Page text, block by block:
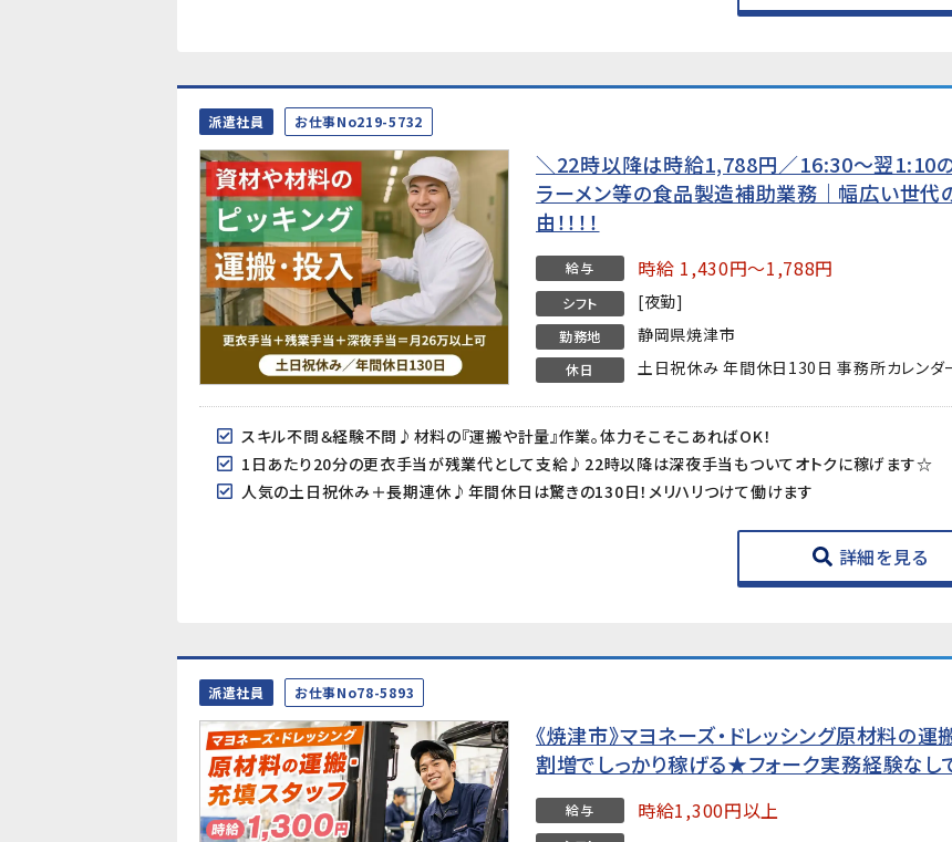
派遣社員 お仕事No219-5732
＼22時以降は時給1,788円／16:30～翌1:10
ラーメン等の食品製造補助業務｜幅広い世代
由！！！！
給与 時給 1,430円～1,788円
シフト [夜勤]
勤務地 静岡県焼津市
休日 土日祝休み 年間休日130日 事務所カレンダ
スキル不問＆経験不問♪材料の『運搬や計量』作業。体力そこそこあればOK！
1日あたり20分の更衣手当が残業代として支給♪22時以降は深夜手当もついてオトクに稼げます☆
人気の土日祝休み＋長期連休♪年間休日は驚きの130日！メリハリつけて働けます
詳細を見る
派遣社員 お仕事No78-5893
《焼津市》マヨネーズ・ドレッシング原材料
割増でしっかり稼げる★フォーク実務経験なし
給与 時給1,300円以上